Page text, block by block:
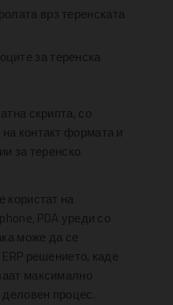
врз теренската
за теренска
скрипта, со
контакт формата и
за теренско
користат на
PDA уреди со
може да се
решението, каде
максимално
деловен процес.